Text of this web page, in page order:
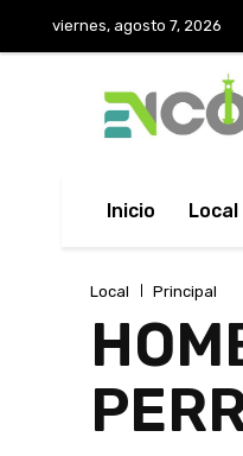
viernes, agosto 7, 2026
Inicio Local
Local Principal